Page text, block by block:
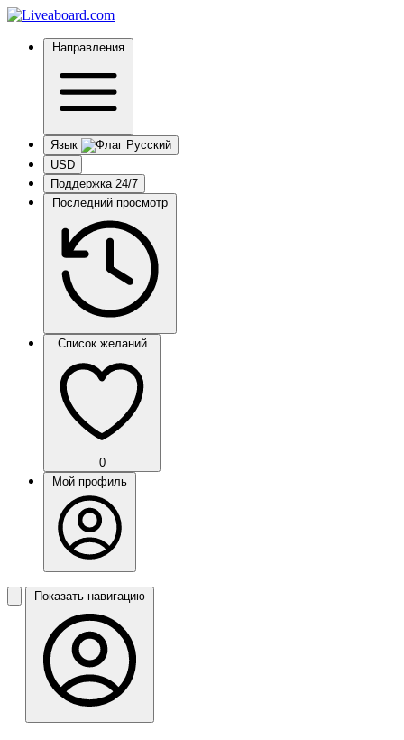
Направления
Язык
USD
Поддержка 24/7
Последний просмотр
Список желаний
0
Мой профиль
Показать навигацию